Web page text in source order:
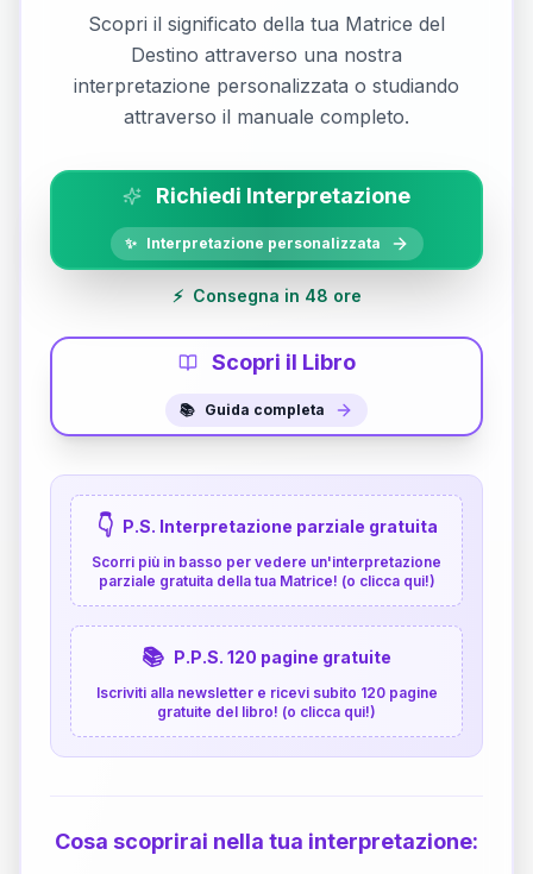
Scopri il significato della tua Matrice del
Destino attraverso una nostra
interpretazione personalizzata o studiando
attraverso il manuale completo.
Richiedi Interpretazione
✨ Interpretazione personalizzata
⚡ Consegna in 48 ore
Scopri il Libro
📚 Guida completa
👇 P.S. Interpretazione parziale gratuita
Scorri più in basso per vedere un'interpretazione
parziale gratuita della tua Matrice! (o clicca qui!)
📚 P.P.S. 120 pagine gratuite
Iscriviti alla newsletter e ricevi subito 120 pagine
gratuite del libro! (o clicca qui!)
Cosa scoprirai nella tua interpretazione: